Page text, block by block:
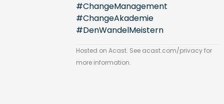
#ChangeManagement
#ChangeAkademie
#DenWandelMeistern
Hosted on Acast. See acast.com/privacyfor
more information.